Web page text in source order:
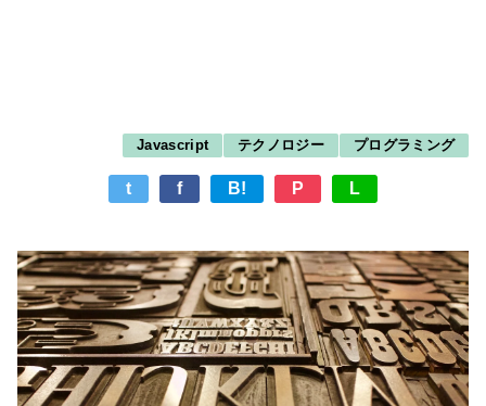
Javascript テクノロジー プログラミング
t f B! P L